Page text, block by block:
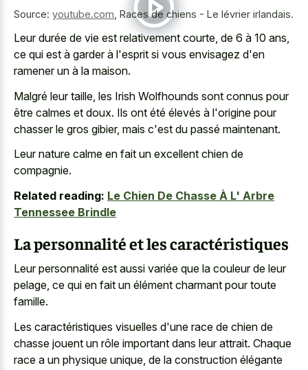
Source: youtube.com Races de chiens - Le lévrier irlandais.
Leur durée de vie est relativement courte, de 6 à 10 ans,
ce qui est à garder à l'esprit si vous envisagez d'en
ramener un à la maison.
Malgré leur taille, les Irish Wolfhounds sont connus pour
être calmes et doux. Ils ont été élevés à l'origine pour
chasser le gros gibier, mais c'est du passé maintenant.
Leur nature calme en fait un excellent chien de
compagnie.
Related reading: Le Chien De Chasse À L' Arbre
Tennessee Brindle
La personnalité et les caractéristiques
Leur personnalité est aussi variée que la couleur de leur
pelage, ce qui en fait un élément charmant pour toute
famille.
Les caractéristiques visuelles d'une race de chien de
chasse jouent un rôle important dans leur attrait. Chaque
race a un physique unique, de la construction élégante